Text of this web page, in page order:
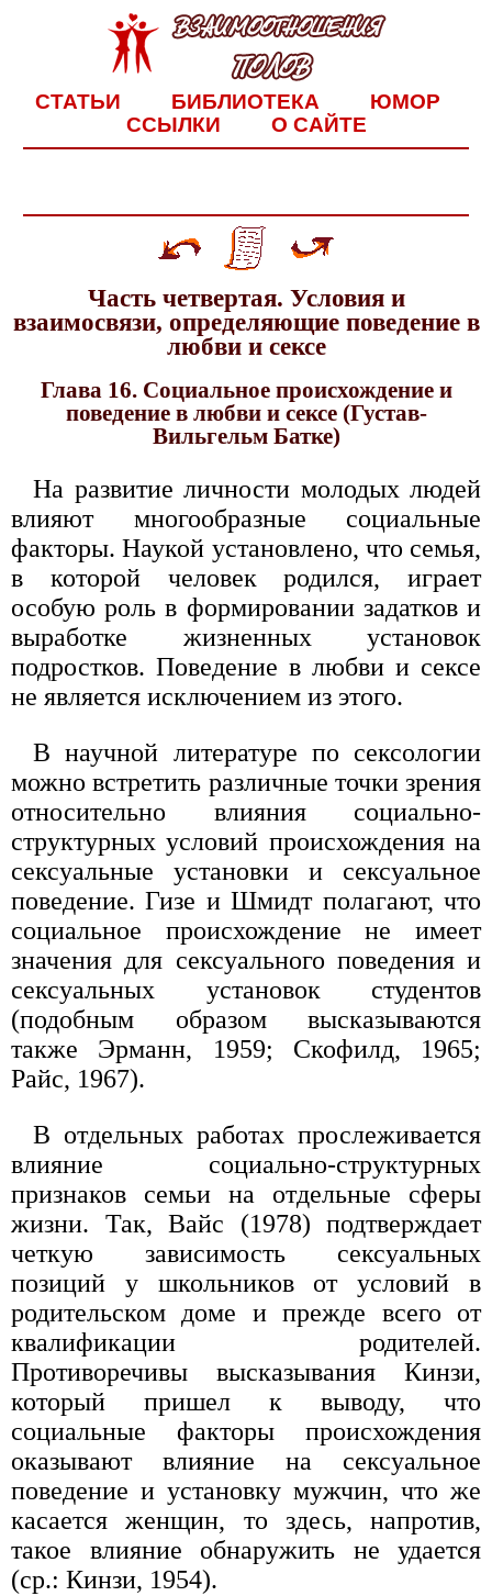
СТАТЬИ БИБЛИОТЕКА
ЮМОР
ССЫЛКИ
О САЙТЕ
Часть четвертая. Условия и
взаимосвязи, определяющие поведение в
любви и сексе
Глава 16. Социальное происхождение и
поведение в любви и сексе (Густав-
Вильгельм Батке)
На развитие личности молодых людей
влияют многообразные социальные
факторы. Наукой установлено, что семья,
в которой человек родился, играет
особую роль в формировании задатков и
выработке жизненных установок
подростков. Поведение в любви и сексе
не является исключением из этого.
В научной литературе по сексологии
можно встретить различные точки зрения
относительно влияния социально-
структурных условий происхождения на
сексуальные установки и сексуальное
поведение. Гизе и Шмидт полагают, что
социальное происхождение не имеет
значения для сексуального поведения и
сексуальных установок студентов
(подобным образом высказываются
также Эрманн, 1959; Скофилд, 1965;
Райс, 1967).
В отдельных работах прослеживается
влияние социально-структурных
признаков семьи на отдельные сферы
жизни. Так, Вайс (1978) подтверждает
четкую зависимость сексуальных
позиций у школьников от условий в
родительском доме и прежде всего от
квалификации родителей.
Противоречивы высказывания Кинзи,
который пришел к выводу, что
социальные факторы происхождения
оказывают влияние на сексуальное
поведение и установку мужчин, что же
касается женщин, то здесь, напротив,
такое влияние обнаружить не удается
(ср.: Кинзи, 1954).